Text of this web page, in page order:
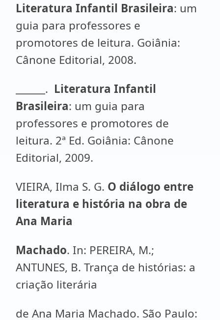
Literatura Infantil Brasileira: um
guia para professores e
promotores de leitura. Goiânia:
Cânone Editorial, 2008.
______. Literatura Infantil
Brasileira: um guia para
professores e promotores de
leitura. 2ª Ed. Goiânia: Cânone
Editorial, 2009.
VIEIRA, Ilma S. G. O diálogo entre
literatura e história na obra de
Ana Maria
Machado. In: PEREIRA, M.;
ANTUNES, B. Trança de histórias: a
criação literária
de Ana Maria Machado. São Paulo: